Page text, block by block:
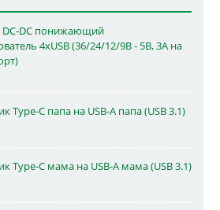
DC-DC понижающий
4xUSB (36/24/12/9В - 5В, 3А на
Type-C папа на USB-A папа (USB 3.1)
Type-C мама на USB-A мама (USB 3.1)